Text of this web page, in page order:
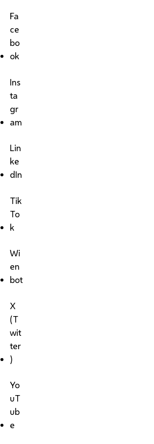
Fa
ce
bo
ok
Ins
ta
gr
am
Lin
ke
dIn
Tik
To
k
Wi
en
bot
X
(T
wit
ter
)
Yo
uT
ub
e